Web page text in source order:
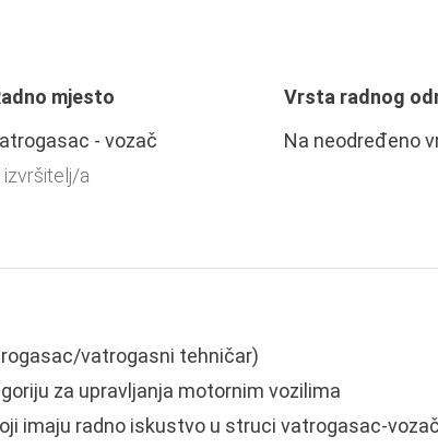
mjesto
- vozač
izvršitelj/a
Vrsta radnog
Na neodređeno
vatrogasni tehničar)
za upravljanja motornim vozilima
imaju radno iskustvo u struci vatrogasac-